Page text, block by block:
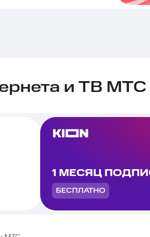
и ТВ МТС
1 МЕСЯЦ
БЕСПЛАТНО